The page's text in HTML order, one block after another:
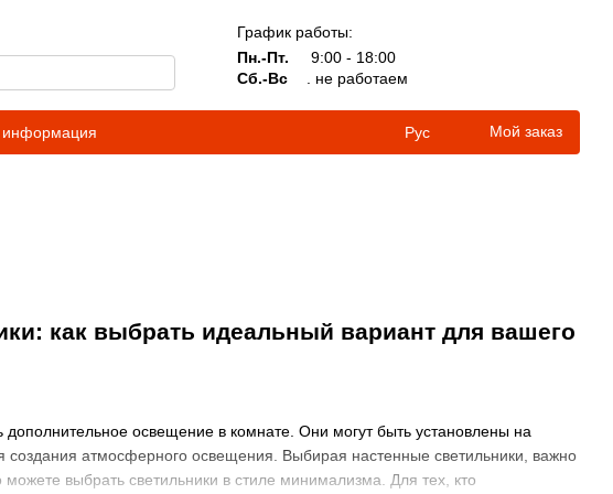
График работы:
Пн.-Пт.
9:00 - 18:00
Сб.-Вс
. не работаем
информация
Рус Мой заказ
как выбрать идеальный вариант для вашего
дополнительное освещение в комнате. Они могут быть установлены на
создания атмосферного освещения. Выбирая настенные светильники, важно
выбрать светильники в стиле минимализма. Для тех, кто